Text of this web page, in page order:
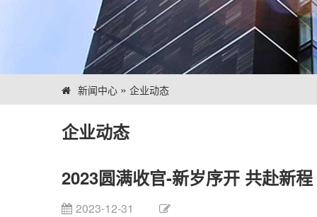
新闻中心 » 企业动态
企业动态
2023圆满收官-新岁序开 共赴新程
2023-12-31